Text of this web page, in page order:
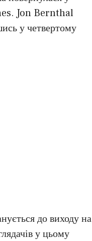
Jon Bernthal
у четвертому
до виходу на
у цьому